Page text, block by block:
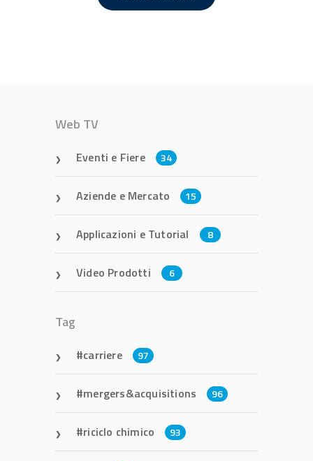
Web TV
Eventi e Fiere 34
Aziende e Mercato 15
Applicazioni e Tutorial 8
Video Prodotti 6
Tag
carriere 97
mergers&acquisitions 96
riciclo chimico 93